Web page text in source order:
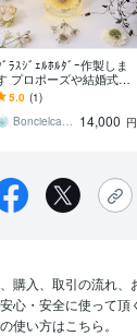
ﾗｽｼﾞｪﾙﾎﾙﾀﾞｰ作製しま
プロポーズや結婚式の
ーケをアフター保存。
料込み
5.0 (1)
Boncielcandle 14,000 円
購入、取引の流れ、
心・安全に使って頂
使い方はこちら。